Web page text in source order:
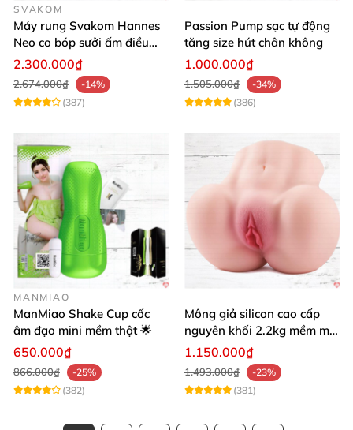
SVAKOM
Máy rung Svakom Hannes
Neo co bóp sưởi ấm điều
khiển app
2.300.000₫
2.674.000₫
-14%
(387)
Passion Pump sạc tự động
tăng size hút chân không
1.000.000₫
1.505.000₫
-34%
(386)
MANMIAO
ManMiao Shake Cup cốc
âm đạo mini mềm thật 🌟
650.000₫
866.000₫
-25%
(382)
Mông giả silicon cao cấp
nguyên khối 2.2kg mềm mại
khít bóp cực thật
1.150.000₫
1.493.000₫
-23%
(381)